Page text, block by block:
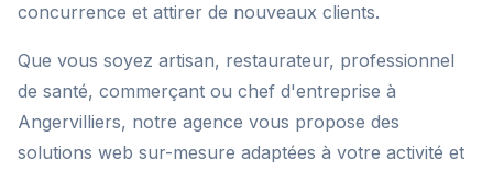
concurrence et attirer de nouveaux clients.
Que vous soyez artisan, restaurateur, professionnel
de santé, commerçant ou chef d'entreprise à
Angervilliers, notre agence vous propose des
solutions web sur-mesure adaptées à votre activité et